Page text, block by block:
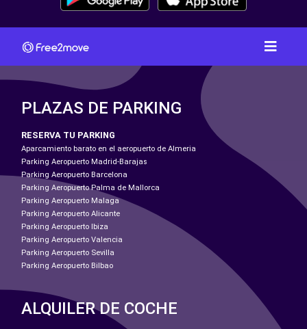
PLAZAS DE PARKING
RESERVA TU PARKING
Aparcamiento barato en el aeropuerto de Almeria
Parking Aeropuerto Madrid-Barajas
Parking Aeropuerto Barcelona
Parking Aeropuerto Palma de Mallorca
Parking Aeropuerto Malaga
Parking Aeropuerto Alicante
Parking Aeropuerto Ibiza
Parking Aeropuerto Valencia
Parking Aeropuerto Sevilla
Parking Aeropuerto Bilbao
ALQUILER DE COCHE